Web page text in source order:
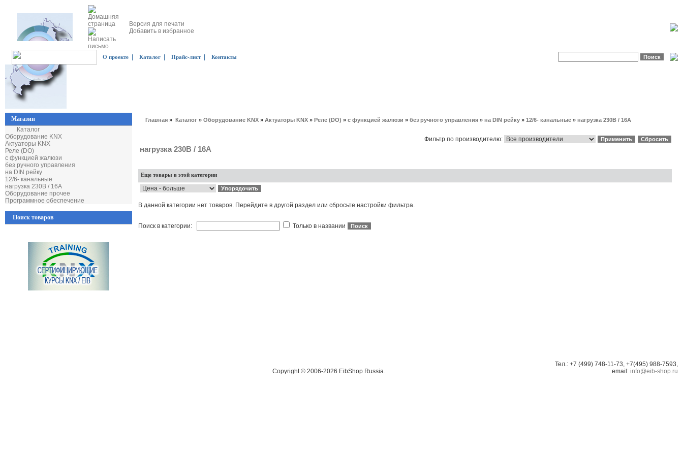
Версия для печати
Добавить в избранное
О проекте Каталог Прайс-лист| Контакты
Магазин
Каталог
Оборудование KNX
Актуаторы KNX
Реле (DO)
с функцией жалюзи
без ручного управления
на DIN рейку
12/6- канальные
нагрузка 230В / 16А
Оборудование прочее
Программное обеспечение
Поиск товаров
Главная » Каталог » Оборудование KNX » Актуаторы KNX » Реле (DO) » с функцией жалюзи » без ручного управления » на DIN рейку » 12/6- канальные » нагрузка 230В / 16А
Фильтр по производителю:
нагрузка 230В / 16А
Еще товары в этой категории
В данной категории нет товаров. Перейдите в другой раздел или сбросьте настройки фильтра.
Поиск в категории: Только в названии
Copyright © 2006-2026 EibShop Russia.
Тел.: +7 (499) 748-11-73, +7(495) 988-7593,
email: info@eib-shop.ru